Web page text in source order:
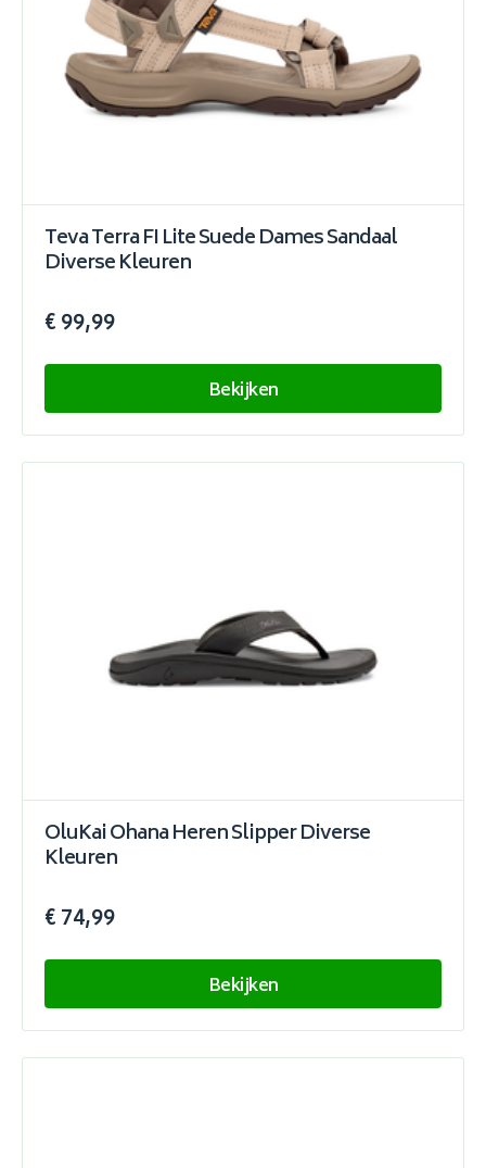
Teva Terra FI Lite Suede Dames Sandaal
Diverse Kleuren
€ 99,99
Bekijken
OluKai Ohana Heren Slipper Diverse
Kleuren
€ 74,99
Bekijken